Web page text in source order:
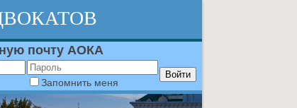
почту АОКА
Запомнить меня